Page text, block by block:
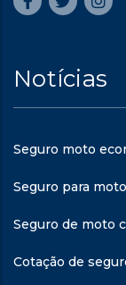
Notícias
Seguro moto
Seguro para
Seguro de moto
Cotação de